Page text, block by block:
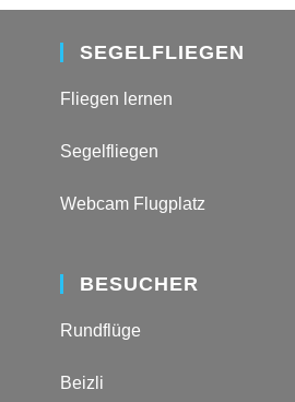
SEGELFLIEGEN
Fliegen lernen
Segelfliegen
Webcam Flugplatz
BESUCHER
Rundflüge
Beizli